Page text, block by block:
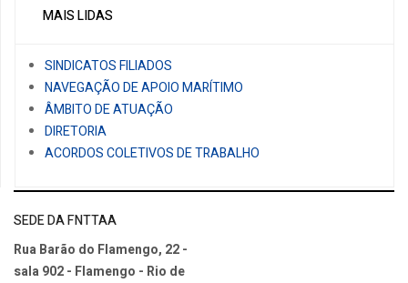
MAIS LIDAS
SINDICATOS FILIADOS
NAVEGAÇÃO DE APOIO MARÍTIMO
ÂMBITO DE ATUAÇÃO
DIRETORIA
ACORDOS COLETIVOS DE TRABALHO
SEDE DA FNTTAA
Rua Barão do Flamengo, 22 -
sala 902 - Flamengo - Rio de